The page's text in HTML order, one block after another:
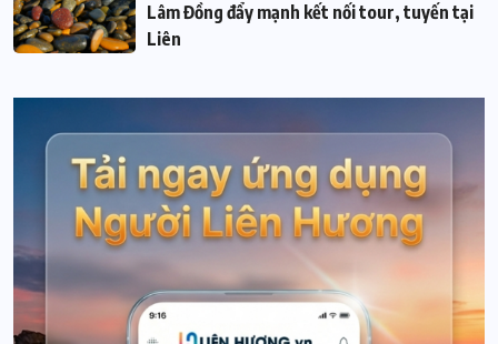
Lâm Đồng đẩy mạnh kết nối tour, tuyến tại
Liên